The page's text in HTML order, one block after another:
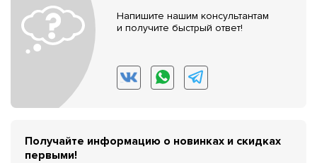
Напишите нашим консультантам
и получите быстрый ответ!
Получайте информацию о новинках и скидках
первыми!